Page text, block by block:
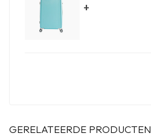
+
GERELATEERDE PRODUCTEN